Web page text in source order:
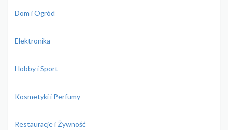
Dom i Ogród
Elektronika
Hobby i Sport
Kosmetyki i Perfumy
Restauracje i Żywność